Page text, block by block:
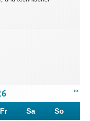
››
Fr Sa So